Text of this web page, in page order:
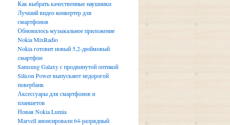
Как выбрать качественные наушники
Лучший видео конвертер для
смартфонов
Обновилось музыкальное приложение
Nokia MixRadio
Nokia готовит новый 5,2-дюймовый
смартфон
Samsung Galaxy с продвинутой оптикой
Silicon Power выпускают недорогой
повербанк
Аксессуары для смартфонов и
планшетов
Новая Nokia Lumia
Marvell анонсировали 64-разрядный